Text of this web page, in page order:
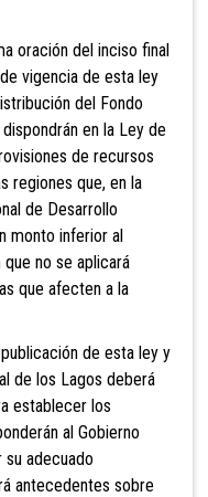
oración del inciso final
vigencia de esta ley
del Fondo
en la Ley de
de recursos
regiones que, en la
de Desarrollo
monto inferior al
no se aplicará
que afecten a la
de esta ley y
de los Lagos deberá
establecer los
al Gobierno
su adecuado
antecedentes sobre